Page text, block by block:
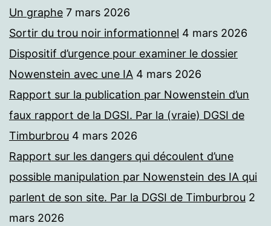
Un graphe 7 mars 2026
Sortir du trou noir informationnel 4 mars 2026
Dispositif d’urgence pour examiner le dossier
Nowenstein avec une IA 4 mars 2026
Rapport sur la publication par Nowenstein d’un
faux rapport de la DGSI. Par la (vraie) DGSI de
Timburbrou 4 mars 2026
Rapport sur les dangers qui découlent d’une
possible manipulation par Nowenstein des IA qui
parlent de son site. Par la DGSI de Timburbrou 2
mars 2026